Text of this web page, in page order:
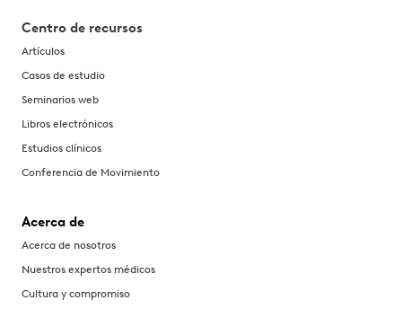
Centro de recursos
Artículos
Casos de estudio
Seminarios web
Libros electrónicos
Estudios clínicos
Conferencia de Movimiento
Acerca de
Acerca de nosotros
Nuestros expertos médicos
Cultura y compromiso